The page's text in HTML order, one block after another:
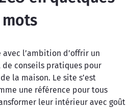
mots
avec l’ambition d’offrir un
conseils pratiques pour
la maison. Le site s’est
une référence pour tous
leur intérieur avec goût